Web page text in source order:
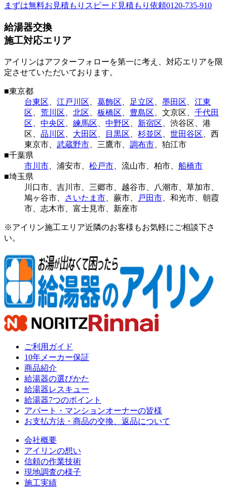
まずは無料お見積もり スピード見積もり依頼0120-735-910
給湯器交換
施工対応エリア
アイリンはアフターフォローを第一に考え、対応エリアを限
定させていただいております。
■東京都
台東区
江戸川区 葛飾区 足立区 墨田区
江東
区
荒川区 北区 板橋区 豊島区 文京区
千代田
区
中央区 練馬区 中野区 新宿区 渋谷区
港
区
品川区 大田区 目黒区 杉並区 世田谷区
西
東京市
武蔵野市 三鷹市 調布市
狛江市
■千葉県
市川市
浦安市 松戸市 流山市 柏市
船橋市
■埼玉県
川口市
吉川市 三郷市 越谷市 八潮市 草加市
鳩ヶ谷市
さいたま市 蕨市 戸田市 和光市
朝霞
市
志木市 富士見市 新座市
※アイリン施工エリア近隣のお客様もお気軽にご相談下さ
い。
ご利用ガイド
10年メーカー保証
商品紹介
給湯器の選びかた
給湯器レスキュー
給湯器7つのポイント
アパート・マンションオーナーの皆様
お支払方法・商品の交換、返品について
会社概要
アイリンの想い
信頼の作業技術
現地調査の様子
施工実績